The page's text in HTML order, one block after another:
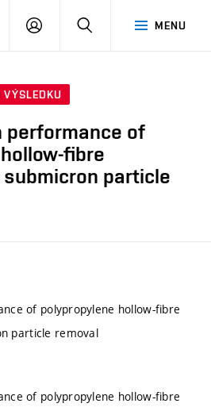
MENU
PŘIHLÁSIT
VÝSLEDKU
of
fibre
particle
of polypropylene hollow-fibre
particle removal
of polypropylene hollow-fibre